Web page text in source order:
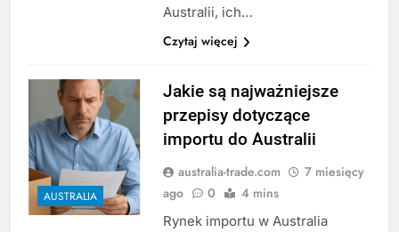
Australii, ich…
Czytaj więcej
AUSTRALIA
Jakie są najważniejsze
przepisy dotyczące
importu do Australii
australia-trade.com
7 miesięcy
ago
0 4 mins
Rynek importu w Australia